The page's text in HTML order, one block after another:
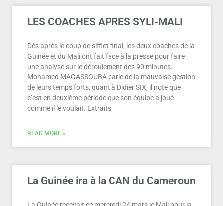
LES COACHES APRES SYLI-MALI
Dès après le coup de sifflet final, les deux coaches de la
Guinée et du Mali ont fait face à la presse pour faire
une analyse sur le déroulement des 90 minutes.
Mohamed MAGASSOUBA parle de la mauvaise gestion
de leurs temps forts, quant à Didier SIX, il note que
c’est en deuxième période que son équipe a joué
comme il le voulait. Extraits
READ MORE »
La Guinée ira à la CAN du Cameroun